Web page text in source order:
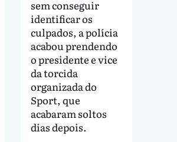
sem conseguir
identificar os
culpados, a polícia
acabou prendendo
o presidente e vice
da torcida
organizada do
Sport, que
acabaram soltos
dias depois.